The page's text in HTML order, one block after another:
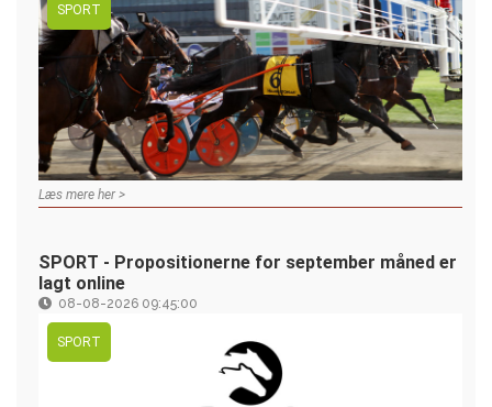
SPORT
Læs mere her >
SPORT - Propositionerne for september måned er
lagt online
08-08-2026 09:45:00
SPORT